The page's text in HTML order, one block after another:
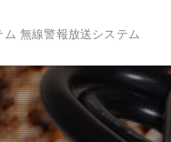
無線警報放送システム